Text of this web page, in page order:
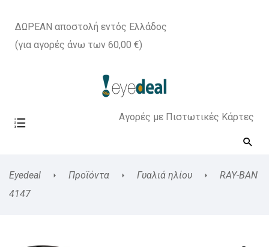
ΔΩΡΕΑΝ αποστολή εντός Ελλάδος
(για αγορές άνω των 60,00 €)
Αγορές με Πιστωτικές Κάρτες
Eyedeal Προϊόντα Γυαλιά ηλίου
RAY-BAN
4147